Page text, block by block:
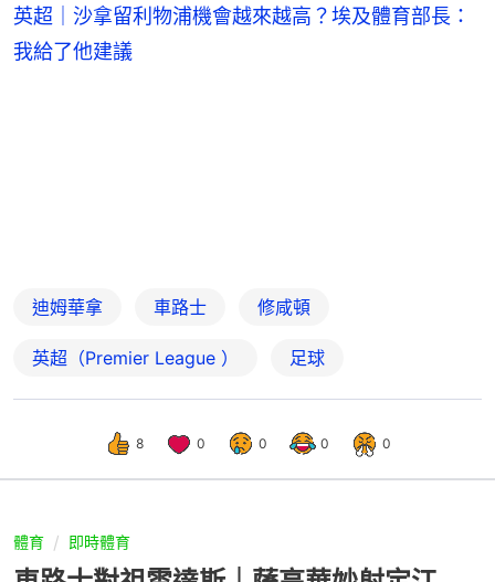
英超｜沙拿留利物浦機會越來越高？埃及體育部長：
我給了他建議
迪姆華拿 車路士 修咸頓
英超（Premier League ） 足球
8 0 0 0 0
體育 即時體育